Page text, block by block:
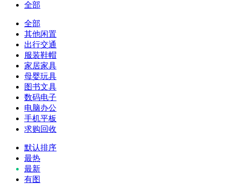
全部
全部
其他闲置
出行交通
服装鞋帽
家居家具
母婴玩具
图书文具
数码电子
电脑办公
手机平板
求购回收
默认排序
最热
最新
有图